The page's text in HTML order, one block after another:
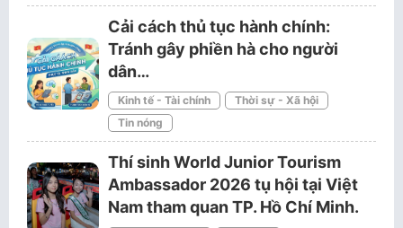
Cải cách thủ tục hành chính:
Tránh gây phiền hà cho người
dân…
Kinh tế - Tài chính
Thời sự - Xã hội
Tin nóng
Thí sinh World Junior Tourism
Ambassador 2026 tụ hội tại Việt
Nam tham quan TP. Hồ Chí Minh.